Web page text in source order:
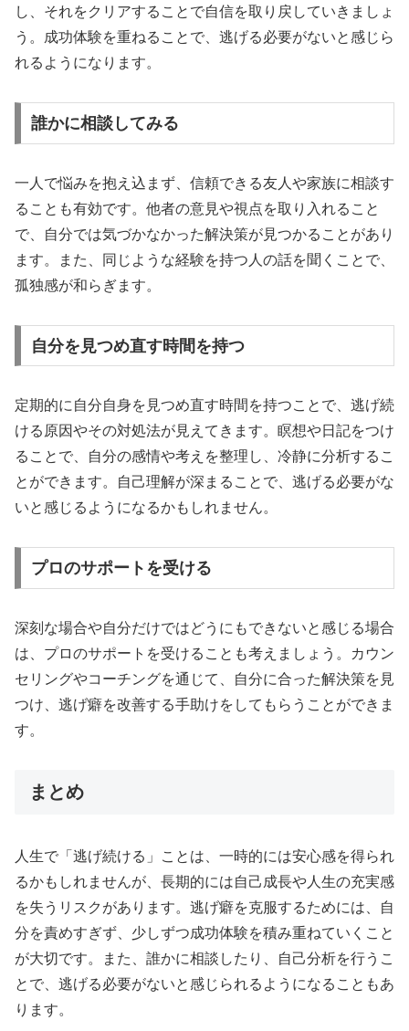
し、それをクリアすることで自信を取り戻していきましょ
う。成功体験を重ねることで、逃げる必要がないと感じら
れるようになります。
誰かに相談してみる
一人で悩みを抱え込まず、信頼できる友人や家族に相談す
ることも有効です。他者の意見や視点を取り入れること
で、自分では気づかなかった解決策が見つかることがあり
ます。また、同じような経験を持つ人の話を聞くことで、
孤独感が和らぎます。
自分を見つめ直す時間を持つ
定期的に自分自身を見つめ直す時間を持つことで、逃げ続
ける原因やその対処法が見えてきます。瞑想や日記をつけ
ることで、自分の感情や考えを整理し、冷静に分析するこ
とができます。自己理解が深まることで、逃げる必要がな
いと感じるようになるかもしれません。
プロのサポートを受ける
深刻な場合や自分だけではどうにもできないと感じる場合
は、プロのサポートを受けることも考えましょう。カウン
セリングやコーチングを通じて、自分に合った解決策を見
つけ、逃げ癖を改善する手助けをしてもらうことができま
す。
まとめ
人生で「逃げ続ける」ことは、一時的には安心感を得られ
るかもしれませんが、長期的には自己成長や人生の充実感
を失うリスクがあります。逃げ癖を克服するためには、自
分を責めすぎず、少しずつ成功体験を積み重ねていくこと
が大切です。また、誰かに相談したり、自己分析を行うこ
とで、逃げる必要がないと感じられるようになることもあ
ります。